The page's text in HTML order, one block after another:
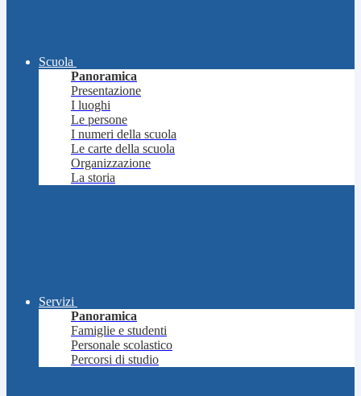
Scuola
Panoramica
Presentazione
I luoghi
Le persone
I numeri della scuola
Le carte della scuola
Organizzazione
La storia
Servizi
Panoramica
Famiglie e studenti
Personale scolastico
Percorsi di studio